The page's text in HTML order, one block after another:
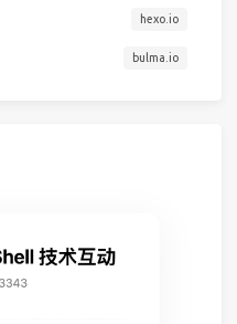
hexo.io
bulma.io